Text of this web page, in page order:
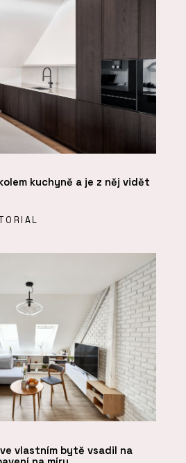
kuchyně a je z něj vidět
vlastním bytě vsadil na